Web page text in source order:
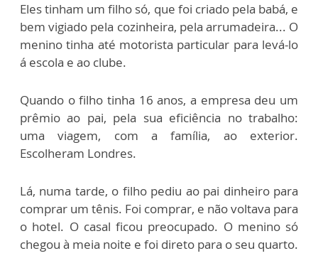
Eles tinham um filho só, que foi criado pela babá, e
bem vigiado pela cozinheira, pela arrumadeira... O
menino tinha até motorista particular para levá-lo
á escola e ao clube.
Quando o filho tinha 16 anos, a empresa deu um
prêmio ao pai, pela sua eficiência no trabalho:
uma viagem, com a família, ao exterior.
Escolheram Londres.
Lá, numa tarde, o filho pediu ao pai dinheiro para
comprar um tênis. Foi comprar, e não voltava para
o hotel. O casal ficou preocupado. O menino só
chegou à meia noite e foi direto para o seu quarto.